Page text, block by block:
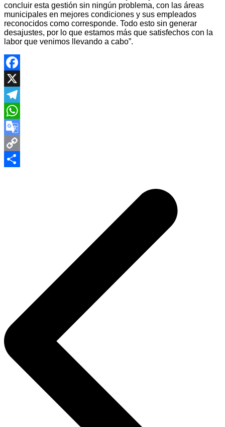
concluir esta gestión sin ningún problema, con las áreas
municipales en mejores condiciones y sus empleados
reconocidos como corresponde. Todo esto sin generar
desajustes, por lo que estamos más que satisfechos con la
labor que venimos llevando a cabo”.
Facebook
X
Telegram
WhatsApp
Google
Translate
Copy